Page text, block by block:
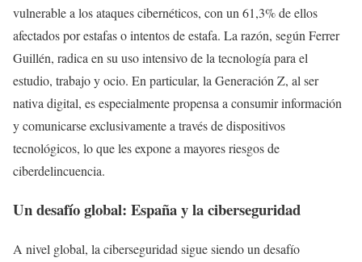
vulnerable a los ataques cibernéticos, con un 61,3% de ellos
afectados por estafas o intentos de estafa. La razón, según Ferrer
Guillén, radica en su uso intensivo de la tecnología para el
estudio, trabajo y ocio. En particular, la Generación Z, al ser
nativa digital, es especialmente propensa a consumir información
y comunicarse exclusivamente a través de dispositivos
tecnológicos, lo que les expone a mayores riesgos de
ciberdelincuencia.
Un desafío global: España y la ciberseguridad
A nivel global, la ciberseguridad sigue siendo un desafío